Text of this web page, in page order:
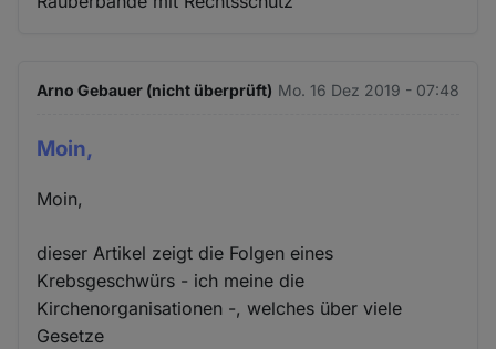
Arno Gebauer (nicht überprüft) Mo. 16 Dez 2019 - 07:48
Moin,
Moin,
dieser Artikel zeigt die Folgen eines
Krebsgeschwürs - ich meine die
Kirchenorganisationen -, welches über viele
Gesetze